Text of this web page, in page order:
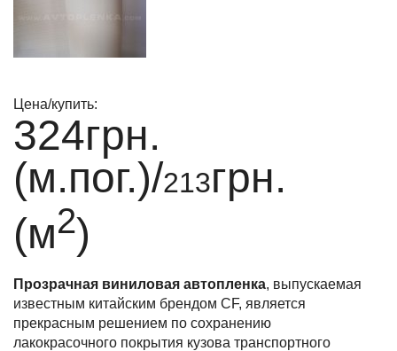
Цена/купить:
324грн.
(м.пог.)/213грн.
(м2)
Прозрачная виниловая автопленка, выпускаемая
известным китайским брендом CF, является
прекрасным решением по сохранению
лакокрасочного покрытия кузова транспортного